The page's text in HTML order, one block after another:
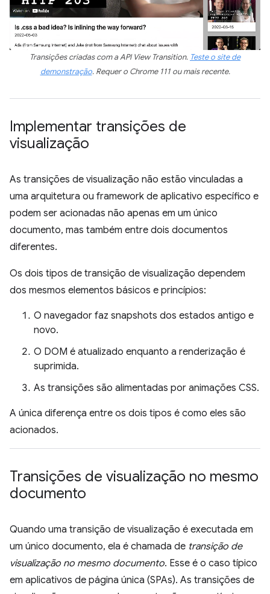
Transições criadas com a API View Transition. Teste o site de
demonstração. Requer o Chrome 111 ou mais recente.
Implementar transições de
visualização
As transições de visualização não estão vinculadas a
uma arquitetura ou framework de aplicativo específico e
podem ser acionadas não apenas em um único
documento, mas também entre dois documentos
diferentes.
Os dois tipos de transição de visualização dependem
dos mesmos elementos básicos e princípios:
O navegador faz snapshots dos estados antigo e
novo.
O DOM é atualizado enquanto a renderização é
suprimida.
As transições são alimentadas por animações CSS.
A única diferença entre os dois tipos é como eles são
acionados.
Transições de visualização no mesmo
documento
Quando uma transição de visualização é executada em
um único documento, ela é chamada de transição de
visualização no mesmo documento. Esse é o caso típico
em aplicativos de página única (SPAs). As transições de